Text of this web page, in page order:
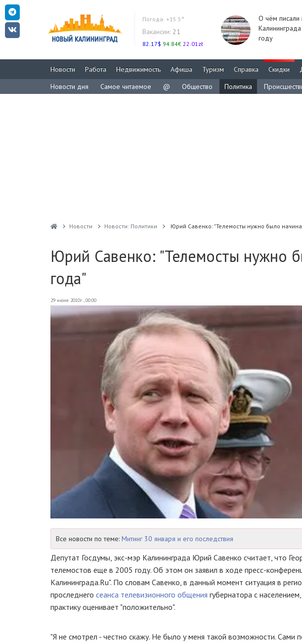
Погода: +15.5°
Вакансии: 21
82.17$ 94.84€ 22.01zł
О чём писали
году
Новости Работа Недвижимость Афиша Туризм Справка Скидки
Новости дня
Самое читаемое @ Общество Политика
Новости Новости: Политики Юрий Савенко: "Телемосты нужно было
Юрий Савенко: "Телемосты нужно
года"
29 июня 2010г., 00:00
Все новости по теме: Митинг 30 января и его последствия
Депутат Госдумы, экс-мэр Калининграда Юрий Савенко считает, что
телемостов еще в 2005 году. Об этом он заявил в ходе пресс-
Калининграда.Ru". По словам Савенко, в данный момент ситуация в
проследнего сеанса телевизионного общения губернатора с
практику оценивает "положительно".
"Я не смотрел - честно скажу. Не было у меня такой возможности. Сами